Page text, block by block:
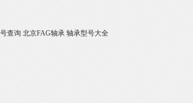
查询 北京FAG轴承 轴承型号大全